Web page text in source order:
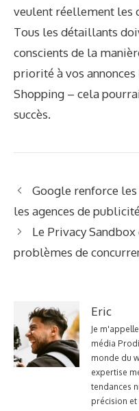
veulent réellement les
Tous les détaillants
conscients de la
priorité à vos
Shopping – cela
succès.
Google renforce
les agences de publicité
Le Privacy
problèmes de
Eric
Je
média
monde du
expertise
tendances
précision et